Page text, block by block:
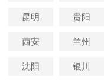
昆明 贵阳
西安 兰州
沈阳 银川